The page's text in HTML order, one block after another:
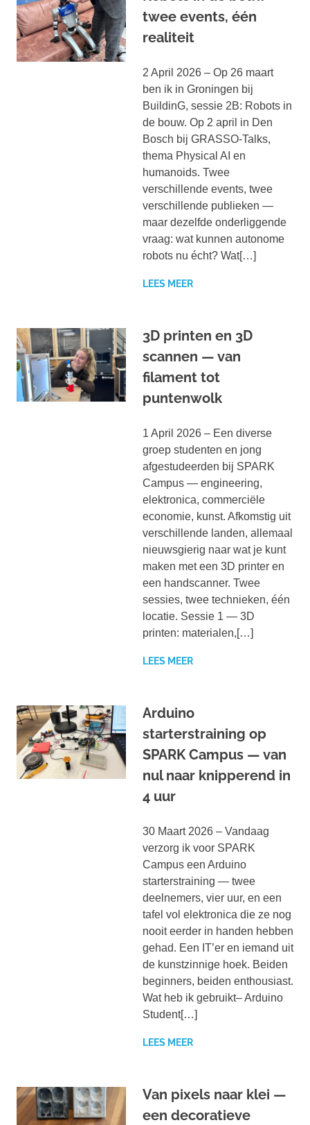
twee events, één
realiteit
2 April 2026 – Op 26 maart
ben ik in Groningen bij
BuildinG, sessie 2B: Robots in
de bouw. Op 2 april in Den
Bosch bij GRASSO-Talks,
thema Physical AI en
humanoids. Twee
verschillende events, twee
verschillende publieken —
maar dezelfde onderliggende
vraag: wat kunnen autonome
robots nu écht? Wat[…]
LEES MEER
3D printen en 3D
scannen — van
filament tot
puntenwolk
1 April 2026 – Een diverse
groep studenten en jong
afgestudeerden bij SPARK
Campus — engineering,
elektronica, commerciële
economie, kunst. Afkomstig uit
verschillende landen, allemaal
nieuwsgierig naar wat je kunt
maken met een 3D printer en
een handscanner. Twee
sessies, twee technieken, één
locatie. Sessie 1 — 3D
printen: materialen,[…]
LEES MEER
Arduino
starterstraining op
SPARK Campus — van
nul naar knipperend in
4 uur
30 Maart 2026 – Vandaag
verzorg ik voor SPARK
Campus een Arduino
starterstraining — twee
deelnemers, vier uur, en een
tafel vol elektronica die ze nog
nooit eerder in handen hebben
gehad. Een IT’er en iemand uit
de kunstzinnige hoek. Beiden
beginners, beiden enthousiast.
Wat heb ik gebruikt– Arduino
Student[…]
LEES MEER
Van pixels naar klei —
een decoratieve